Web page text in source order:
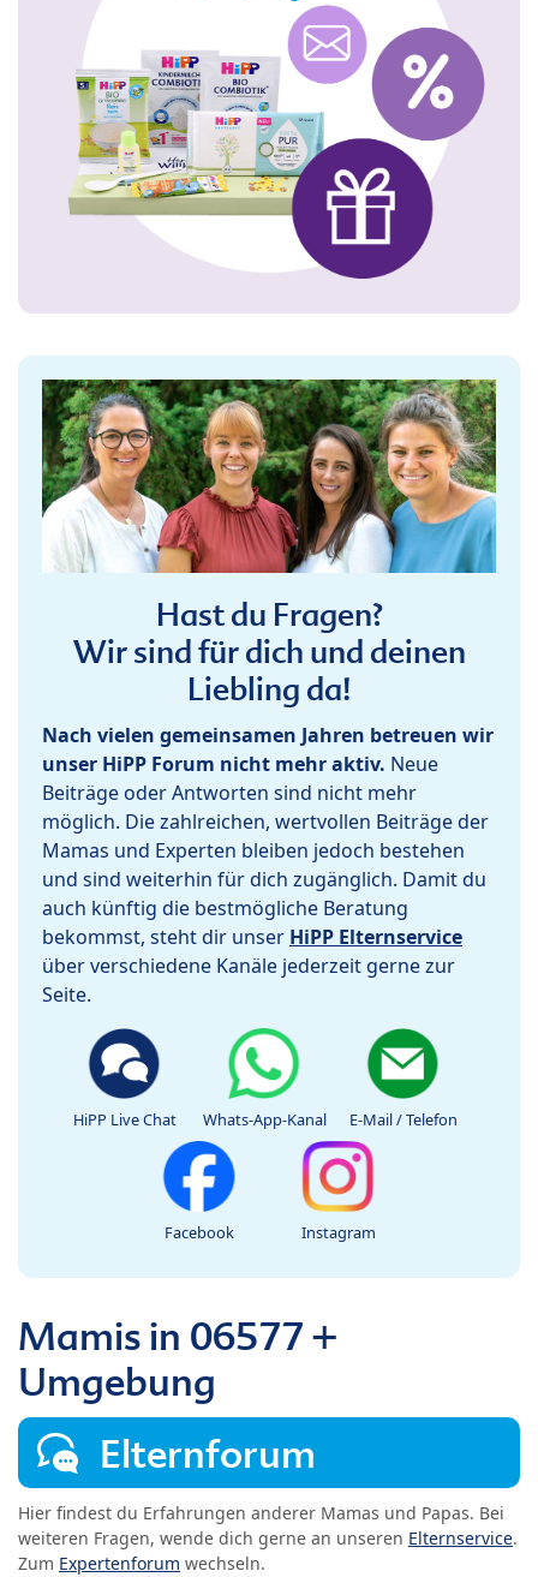
Hast du Fragen?
Wir sind für dich und deinen
Liebling da!
Nach vielen gemeinsamen Jahren betreuen wir
unser HiPP Forum nicht mehr aktiv. Neue
Beiträge oder Antworten sind nicht mehr
möglich. Die zahlreichen, wertvollen Beiträge der
Mamas und Experten bleiben jedoch bestehen
und sind weiterhin für dich zugänglich. Damit du
auch künftig die bestmögliche Beratung
bekommst, steht dir unser HiPP Elternservice
über verschiedene Kanäle jederzeit gerne zur
Seite.
HiPP Live Chat Whats-App-Kanal E-Mail / Telefon
Facebook Instagram
Mamis in 06577 +
Umgebung
Elternforum
Hier findest du Erfahrungen anderer Mamas und Papas. Bei
weiteren Fragen, wende dich gerne an unseren Elternservice.
Zum Expertenforum wechseln.